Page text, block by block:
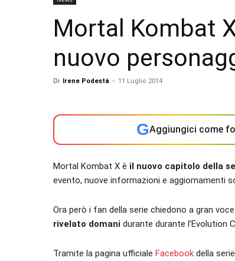
Mortal Kombat
nuovo
Di Irene Podestà - 11 Luglio 2014
GAggiungici come
Mortal Kombat X è il nuovo capitolo della
evento, nuove informazioni e aggiornamenti
Ora però i fan della serie chiedono a gran voce
rivelato domani durante durante l’Evolution
Tramite la pagina ufficiale Facebook della